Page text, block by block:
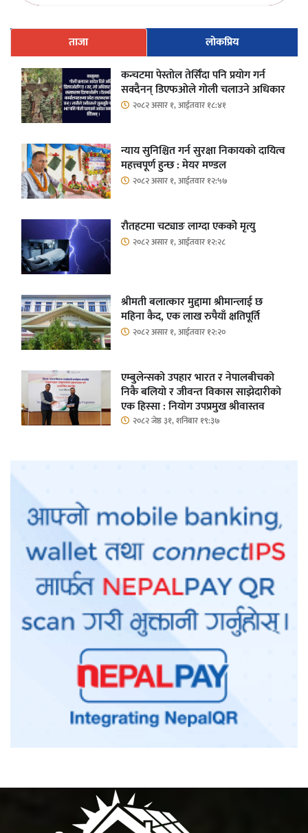
ताजा
लोकप्रिय
कन्चटमा पेस्तोल तेर्सिँदा पनि प्रयोग गर्न
सक्दैनन् डिएफओले गोली चलाउने अधिकार
२०८२ असार १, आईतवार १८:४१
न्याय सुनिश्चित गर्न सुरक्षा निकायको दायित्व
महत्त्वपूर्ण हुन्छ : मेयर मण्डल
२०८२ असार १, आईतवार १२:५७
रौतहटमा चट्याङ लाग्दा एककोे मृत्यु
२०८२ असार १, आईतवार १२:२८
श्रीमती बलात्कार मुद्दामा श्रीमान्लाई छ
महिना कैद, एक लाख रुपैयाँ क्षतिपूर्ति
२०८२ असार १, आईतवार १२:२०
एम्बुलेन्सको उपहार भारत र नेपालबीचको
निकै बलियो र जीवन्त विकास साझेदारीको
एक हिस्सा : नियोग उपप्रमुख श्रीवास्तव
२०८२ जेष्ठ ३१, शनिबार १९:३७